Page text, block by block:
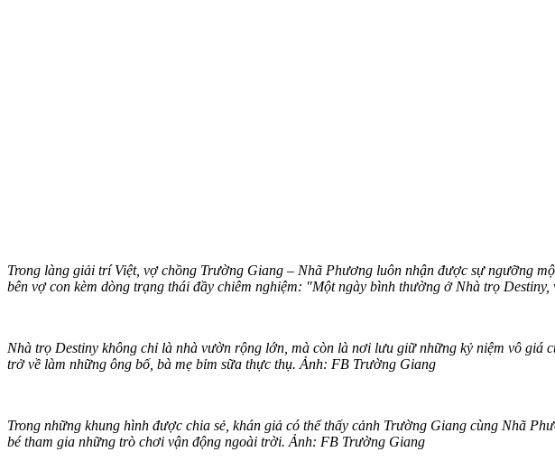
Trong làng giải trí Việt, vợ chồng Trường Giang – Nhã Phương luôn nhận được sự ngưỡng
bên vợ con kèm dòng trạng thái đầy chiêm nghiệm: "Một ngày bình thường ở Nhà trọ
Nhà trọ Destiny không chỉ là nhà vườn rộng lớn, mà còn là nơi lưu giữ những kỷ niệm vô
trở về làm những ông bố, bà mẹ bỉm sữa thực thụ. Ảnh: FB Trường Giang
Trong những khung hình được chia sẻ, khán giả có thể thấy cảnh Trường Giang cùng Nhã
bé tham gia những trò chơi vận động ngoài trời. Ảnh: FB Trường Giang